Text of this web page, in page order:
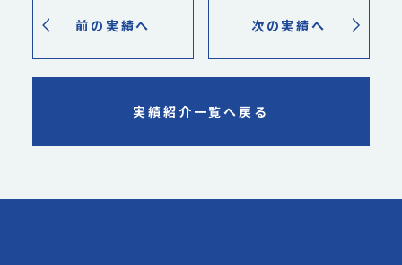
前の実績へ
実績紹介一覧へ戻る
次の実績へ